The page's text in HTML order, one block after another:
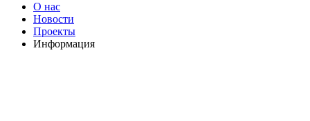
О нас
Новости
Проекты
Информация